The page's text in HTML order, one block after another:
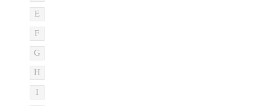
E
F
G
H
I